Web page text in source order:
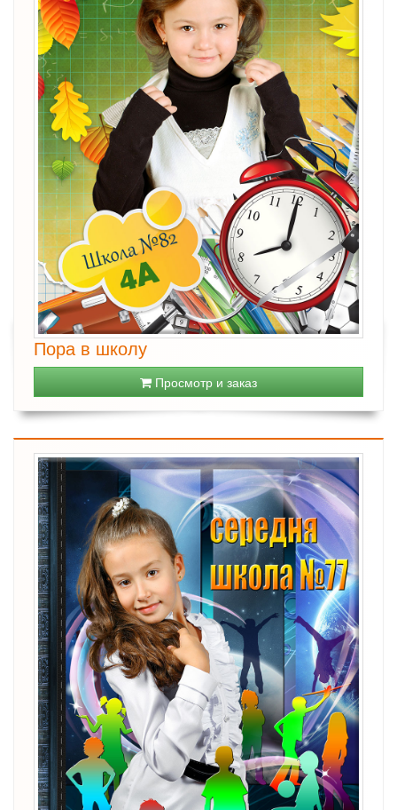
Пора в школу
Просмотр и заказ